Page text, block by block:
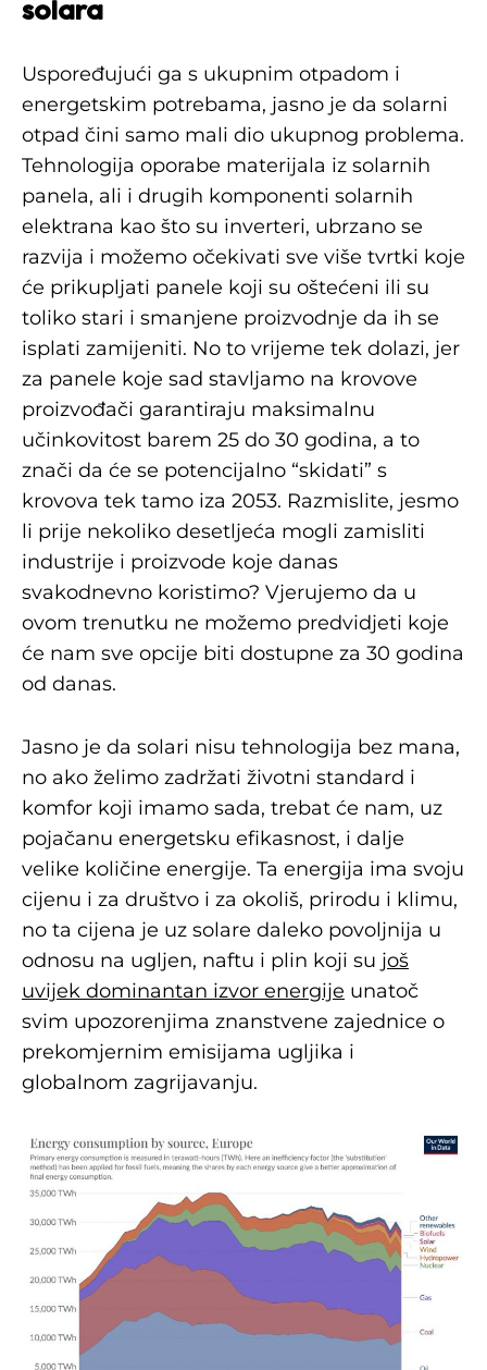
solara
Uspoređujući ga s ukupnim otpadom i
energetskim potrebama, jasno je da solarni
otpad čini samo mali dio ukupnog problema.
Tehnologija oporabe materijala iz solarnih
panela, ali i drugih komponenti solarnih
elektrana kao što su inverteri, ubrzano se
razvija i možemo očekivati sve više tvrtki koje
će prikupljati panele koji su oštećeni ili su
toliko stari i smanjene proizvodnje da ih se
isplati zamijeniti. No to vrijeme tek dolazi, jer
za panele koje sad stavljamo na krovove
proizvođači garantiraju maksimalnu
učinkovitost barem 25 do 30 godina, a to
znači da će se potencijalno “skidati” s
krovova tek tamo iza 2053. Razmislite, jesmo
li prije nekoliko desetljeća mogli zamisliti
industrije i proizvode koje danas
svakodnevno koristimo? Vjerujemo da u
ovom trenutku ne možemo predvidjeti koje
će nam sve opcije biti dostupne za 30 godina
od danas.
Jasno je da solari nisu tehnologija bez mana,
no ako želimo zadržati životni standard i
komfor koji imamo sada, trebat će nam, uz
pojačanu energetsku efikasnost, i dalje
velike količine energije. Ta energija ima svoju
cijenu i za društvo i za okoliš, prirodu i klimu,
no ta cijena je uz solare daleko povoljnija u
odnosu na ugljen, naftu i plin koji su još
uvijek dominantan izvor energije unatoč
svim upozorenjima znanstvene zajednice o
prekomjernim emisijama ugljika i
globalnom zagrijavanju.